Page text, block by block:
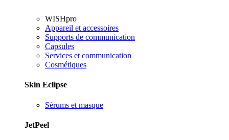
WISHpro
Appareil et accessoires
Supports de communication
Capsules
Services et communication
Cosmétiques
Skin Eclipse
Sérums et masque
JetPeel